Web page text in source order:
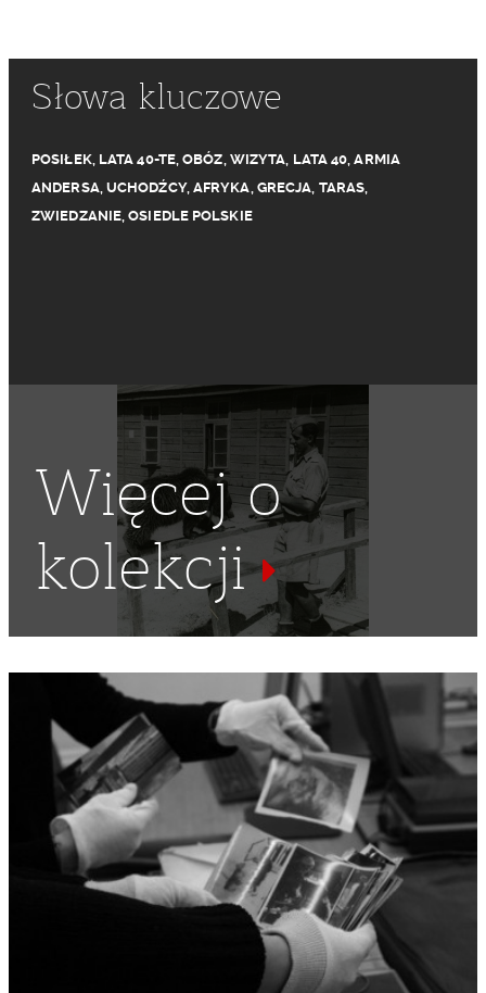
Słowa kluczowe
POSIŁEK, LATA 40-TE,OBÓZ, WIZYTA, LATA 40,ARMIA
ANDERSA, UCHODŹCY, AFRYKA, GRECJA, TARAS,
ZWIEDZANIE,OSIEDLE POLSKIE
Więcej o
kolekcji